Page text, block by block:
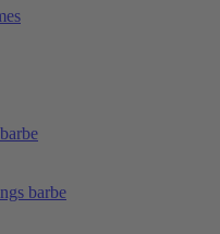
barbe